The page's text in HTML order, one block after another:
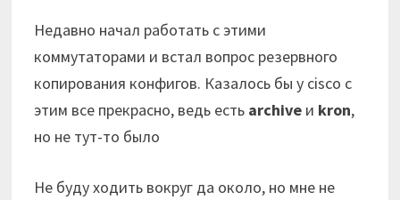
Недавно начал работать с этими
коммутаторами и встал вопрос резервного
копирования конфигов. Казалось бы у cisco с
этим все прекрасно, ведь есть archiveи kron,
но не тут-то было
Не буду ходить вокруг да около, но мне не